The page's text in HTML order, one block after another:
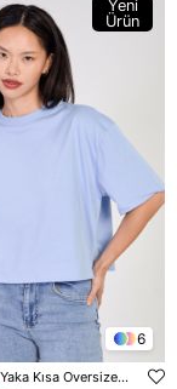
6
Kadın Bisiklet Yaka Kısa Oversize T-Shirt - Bebe Mavi
Yeni
Ürün